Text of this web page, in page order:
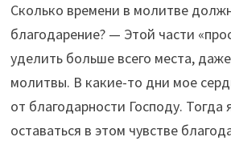
Сколько времени в молитве
благодарение? — Этой части
уделить больше всего места,
молитвы. В какие-то дни мое
от благодарности Господу. Тогда
оставаться в этом чувстве